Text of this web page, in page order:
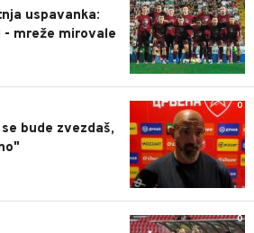
uspavanka:
- mreže mirovale
0
bude zvezdaš,
0